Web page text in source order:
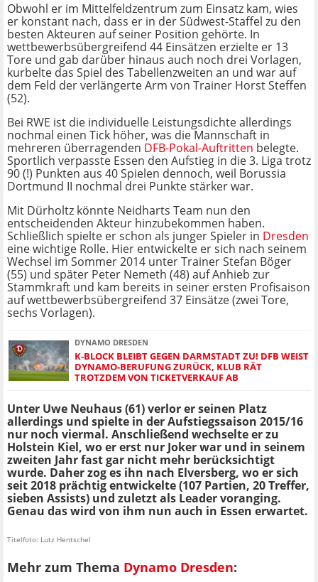
Obwohl er im Mittelfeldzentrum zum Einsatz kam, wies
er konstant nach, dass er in der Südwest-Staffel zu den
besten Akteuren auf seiner Position gehörte. In
wettbewerbsübergreifend 44 Einsätzen erzielte er 13
Tore und gab darüber hinaus auch noch drei Vorlagen,
kurbelte das Spiel des Tabellenzweiten an und war auf
dem Feld der verlängerte Arm von Trainer Horst Steffen
(52).
Bei RWE ist die individuelle Leistungsdichte allerdings
nochmal einen Tick höher, was die Mannschaft in
mehreren überragenden DFB-Pokal-Auftritten belegte.
Sportlich verpasste Essen den Aufstieg in die 3. Liga trotz
90 (!) Punkten aus 40 Spielen dennoch, weil Borussia
Dortmund II nochmal drei Punkte stärker war.
Mit Dürholtz könnte Neidharts Team nun den
entscheidenden Akteur hinzubekommen haben.
Schließlich spielte er schon als junger Spieler in Dresden
eine wichtige Rolle. Hier entwickelte er sich nach seinem
Wechsel im Sommer 2014 unter Trainer Stefan Böger
(55) und später Peter Nemeth (48) auf Anhieb zur
Stammkraft und kam bereits in seiner ersten Profisaison
auf wettbewerbsübergreifend 37 Einsätze (zwei Tore,
sechs Vorlagen).
DYNAMO DRESDEN
K-BLOCK BLEIBT GEGEN DARMSTADT ZU! DFB WEIST
DYNAMO-BERUFUNG ZURÜCK, KLUB RÄT
TROTZDEM VON TICKETVERKAUF AB
Unter Uwe Neuhaus (61) verlor er seinen Platz
allerdings und spielte in der Aufstiegssaison 2015/16
nur noch viermal. Anschließend wechselte er zu
Holstein Kiel, wo er erst nur Joker war und in seinem
zweiten Jahr fast gar nicht mehr berücksichtigt
wurde. Daher zog es ihn nach Elversberg, wo er sich
seit 2018 prächtig entwickelte(107 Partien, 20 Treffer,
sieben Assists) und zuletzt als Leader voranging.
Genau das wird von ihm nun auch in Essen erwartet.
Titelfoto: Lutz Hentschel
Mehr zum Thema Dynamo Dresden: